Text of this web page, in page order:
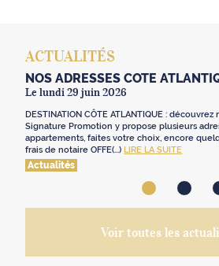
ACTUALITÉS
NOS ADRESSES CÔTE
Le lundi 29 juin 2026
DESTINATION CÔTE ATLANTIQUE :
Signature Promotion y propose plusieurs
appartements, faites votre choix, encore
frais de notaire OFFE(...) LIRE LA SUITE
Actualités
Voir toutes les